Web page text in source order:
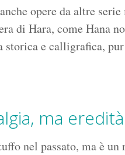
opere da altre
di Hara, come Hana
e calligrafica,
ma eredità
nel passato, ma è